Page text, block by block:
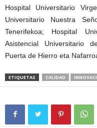
Hospital Universitario
Universitario Nuestra
Tenerifekoa; Hospital
Asistencial Universitario
Puerta de Hierro eta
ETIQUETAS CALIDAD